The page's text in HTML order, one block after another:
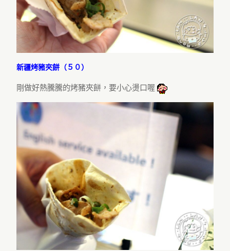
新疆烤豬夾餅（５０）
剛做好熱騰騰的烤豬夾餅，要小心燙口喔